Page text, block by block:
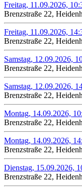
Freitag, 11.09.2026,
Brenzstraße 22,
Freitag, 11.09.2026,
Brenzstraße 22,
Samstag, 12.09.2026,
Brenzstraße 22,
Samstag, 12.09.2026,
Brenzstraße 22,
Montag, 14.09.2026,
Brenzstraße 22,
Montag, 14.09.2026,
Brenzstraße 22,
Dienstag, 15.09.2026,
Brenzstraße 22,